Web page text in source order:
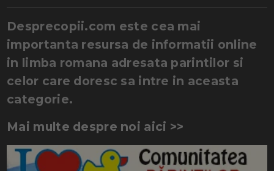
Desprecopii.com este cea mai
importanta resursa de informatii online
in limba romana adresata parintilor si
celor care doresc sa intre in aceasta
categorie.
Mai multe despre noi aici >>